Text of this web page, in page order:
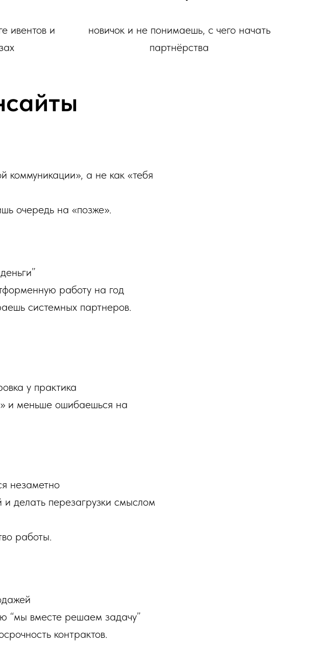
ивентов и
новичок и не понимаешь, с чего начать
партнёрства
коммуникации», а не как «тебя
очередь на «позже».
работу на год
системных партнеров.
у практика
и меньше ошибаешься на
незаметно
и делать перезагрузки смыслом
работы.
“мы вместе решаем задачу”
контрактов.